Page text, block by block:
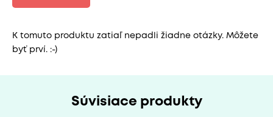
K tomuto produktu zatiaľ nepadli žiadne otázky. Môžete
byť prví. :-)
Súvisiace produkty